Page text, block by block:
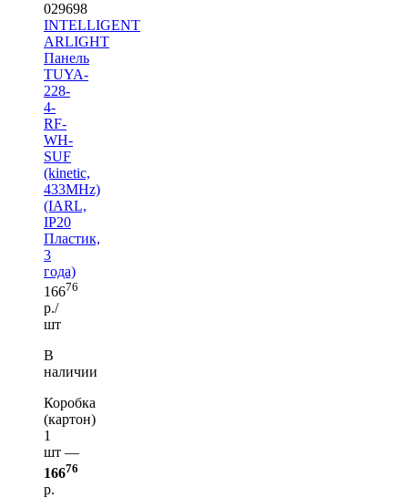
029698
INTELLIGENT
ARLIGHT
Панель
TUYA-
228-
4-
RF-
WH-
SUF
(kinetic,
433MHz)
(IARL,
IP20
Пластик,
3
года)
16676
р./
шт
В
наличии
Коробка
(картон)
1
шт —
16676
р.